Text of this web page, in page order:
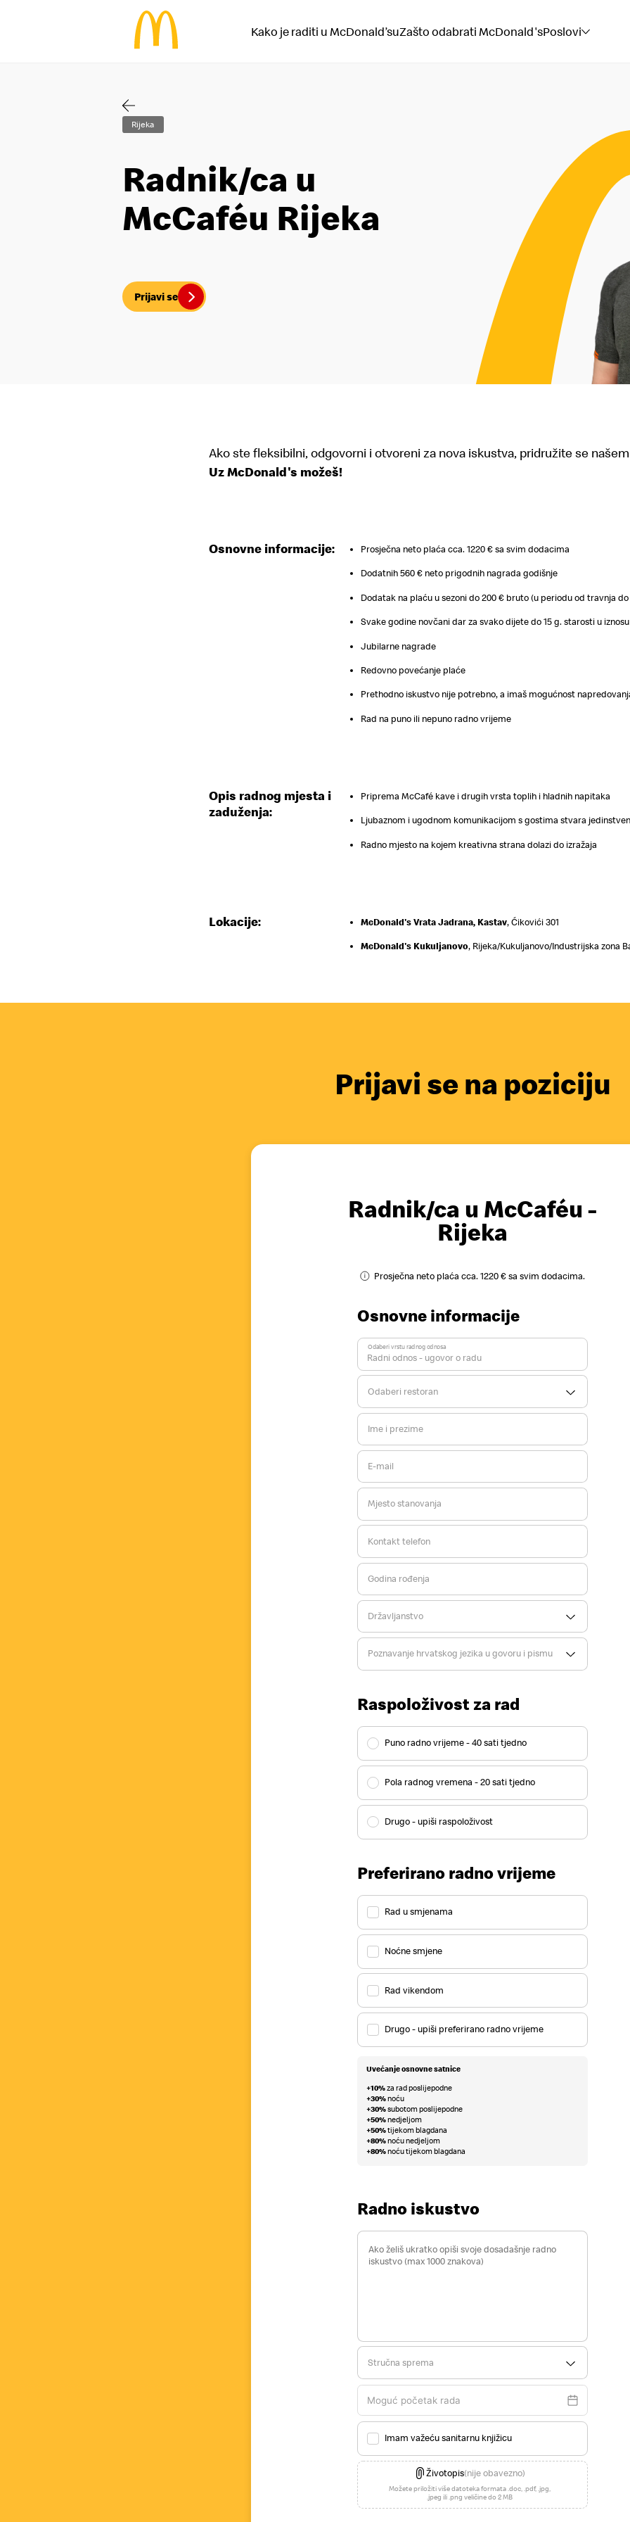
Kako je raditi u McDonald’suZašto odabrati McDonald'sPoslovi
Rijeka
Radnik/ca u
McCaféu Rijeka
Prijavi se
Ako ste fleksibilni, odgovorni i otvoreni za nova iskustva, pridružite se
Uz McDonald's možeš!
Osnovne informacije: Prosječna neto plaća cca. 1220 € sa svim dodacima
Dodatnih 560 € neto prigodnih nagrada godišnje
Dodatak na plaću u sezoni do 200 € bruto (u periodu od travnja
Svake godine novčani dar za svako dijete do 15 g. starosti u
Jubilarne nagrade
Redovno povećanje plaće
Prethodno iskustvo nije potrebno, a imaš mogućnost
Rad na puno ili nepuno radno vrijeme
Opis radnog mjesta i
zaduženja:
Priprema McCafé kave i drugih vrsta toplih i hladnih napitaka
Ljubaznom i ugodnom komunikacijom s gostima stvara
Radno mjesto na kojem kreativna strana dolazi do izražaja
Lokacije: McDonald's Vrata Jadrana, Kastav,Ćikovići 301
McDonald's Kukuljanovo, Rijeka/Kukuljanovo/Industrijska zona
Prijavi se na poziciju
Radnik/ca u McCaféu -
Rijeka
Prosječna neto plaća cca. 1220 € sa svim dodacima.
Osnovne informacije
Odaberi vrstu radnog odnosa
Odaberi restoran
Ime i prezime
E-mail
Mjesto stanovanja
Kontakt telefon
Godina rođenja
Državljanstvo
Poznavanje hrvatskog jezika u govoru i pismu
Raspoloživost za rad
Puno radno vrijeme - 40 sati tjedno
Pola radnog vremena - 20 sati tjedno
Drugo - upiši raspoloživost
Preferirano radno vrijeme
Rad u smjenama
Noćne smjene
Rad vikendom
Drugo - upiši preferirano radno vrijeme
Uvećanje osnovne satnice
+10%za rad poslijepodne
+30%noću
+30%subotom poslijepodne
+50%nedjeljom
+50%tijekom blagdana
+80%noću nedjeljom
+80%noću tijekom blagdana
Radno iskustvo
Stručna sprema
Imam važeću sanitarnu knjižicu
Životopis(nije obavezno)
Možete priložiti više datoteka formata .doc, .pdf, .jpg,
.jpeg ili .png veličine do 2 MB